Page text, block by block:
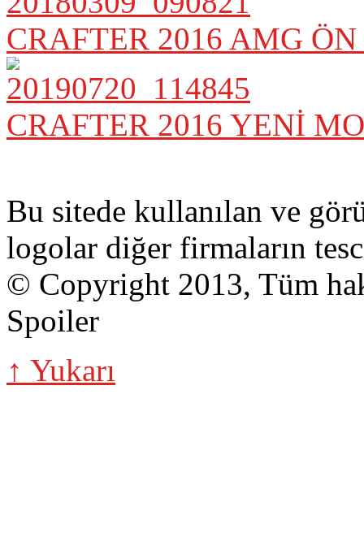
CRAFTER 2016 AMG
CRAFTER 2016 YENİ
Bu sitede kullanılan ve
logolar diğer firmaların
© Copyright 2013, Tüm
Spoiler
↑ Yukarı